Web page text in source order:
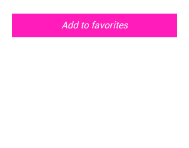
Add to favorites